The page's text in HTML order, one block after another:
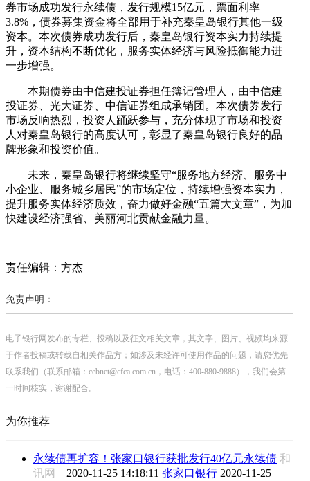
券市场成功发行永续债，发行规模15亿元，票面利率
3.8%，债券募集资金将全部用于补充秦皇岛银行其他一级
资本。本次债券成功发行后，秦皇岛银行资本实力持续提
升，资本结构不断优化，服务实体经济与风险抵御能力进
一步增强。
本期债券由中信建投证券担任簿记管理人，由中信建
投证券、光大证券、中信证券组成承销团。本次债券发行
市场反响热烈，投资人踊跃参与，充分体现了市场和投资
人对秦皇岛银行的高度认可，彰显了秦皇岛银行良好的品
牌形象和投资价值。
未来，秦皇岛银行将继续坚守“服务地方经济、服务中
小企业、服务城乡居民”的市场定位，持续增强资本实力，
提升服务实体经济质效，奋力做好金融“五篇大文章”，为加
快建设经济强省、美丽河北贡献金融力量。
责任编辑：方杰
免责声明：
电子银行网发布的专栏、投稿以及征文相关文章，其文字、图片、视频均来源
于作者投稿或转载自相关作品方；如涉及未经许可使用作品的问题，请您优先
联系我们（联系邮箱：cebnet@cfca.com.cn，电话：400-880-9888），我们会第
一时间核实，谢谢配合。
为你推荐
永续债再扩容！张家口银行获批发行40亿元永续债 和
讯网 2020-11-25 14:18:11 张家口银行 2020-11-25